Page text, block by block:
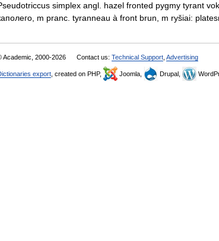
simplex angl. hazel fronted pygmy tyrant
m pranc. tyranneau à front brun, m ryšiai:
Academic, 2000-2026 Contact us: Technical Support Advertising
export , created on PHP, Joomla, Drupal,